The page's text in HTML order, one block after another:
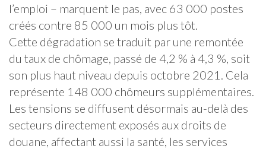
l’emploi – marquent le pas, avec 63 000 postes
créés contre 85 000 un mois plus tôt.
Cette dégradation se traduit par une remontée
du taux de chômage, passé de 4,2 % à 4,3 %, soit
son plus haut niveau depuis octobre 2021. Cela
représente 148 000 chômeurs supplémentaires.
Les tensions se diffusent désormais au-delà des
secteurs directement exposés aux droits de
douane, affectant aussi la santé, les services